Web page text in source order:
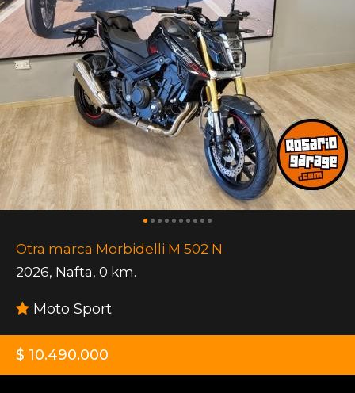
Otra marca Morbidelli M 502 N
2026, Nafta, 0 km.
Moto Sport
$ 10.490.000